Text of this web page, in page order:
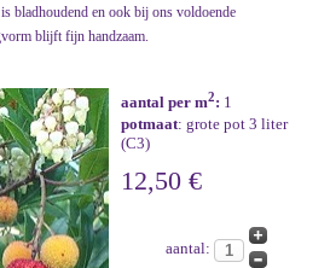
bladhoudend en ook bij ons voldoende
blijft fijn handzaam.
aantal per m2: 1
potmaat: grote pot 3 liter
(C3)
12,50 €
aantal: